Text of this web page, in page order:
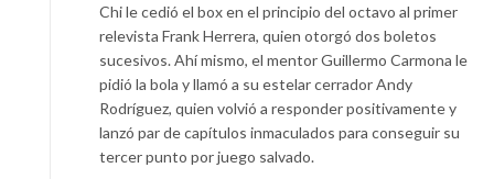
Chi le cedió el box en el principio del octavo al primer
relevista Frank Herrera, quien otorgó dos boletos
sucesivos. Ahí mismo, el mentor Guillermo Carmona le
pidió la bola y llamó a su estelar cerrador Andy
Rodríguez, quien volvió a responder positivamente y
lanzó par de capítulos inmaculados para conseguir su
tercer punto por juego salvado.